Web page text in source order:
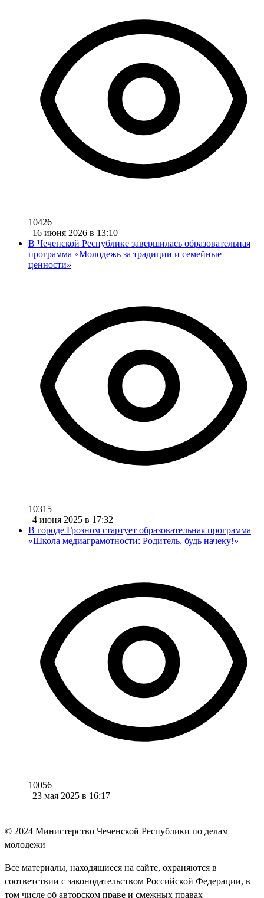
10426
| 16 июня 2026 в 13:10
В Чеченской Республике завершилась образовательная
программа «Молодежь за традиции и семейные
ценности»
10315
| 4 июня 2025 в 17:32
В городе Грозном стартует образовательная программа
«Школа медиаграмотности: Родитель, будь начеку!»
10056
| 23 мая 2025 в 16:17
© 2024 Министерство Чеченской Республики по делам
молодежи
Все материалы, находящиеся на сайте, охраняются в
соответствии с законодательством Российской Федерации, в
том числе об авторском праве и смежных правах